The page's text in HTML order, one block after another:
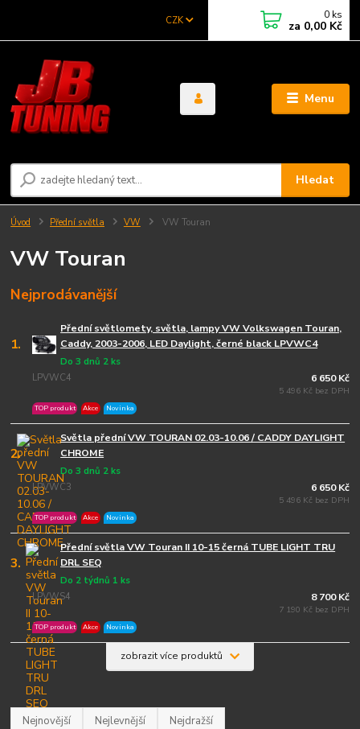
Menu
CZK
Hledat
0 ks
za 0,00 Kč
Úvod Přední světla VW VW Touran
VW Touran
Nejprodávanější
1.
Přední světlomety, světla, lampy VW Volkswagen Touran,
Caddy, 2003-2006, LED Daylight, černé black LPVWC4
LPVWC4
Do 3 dnů 2 ks
TOP produkt Akce Novinka
6 650 Kč
5 496 Kč bez DPH
2.
Světla přední VW TOURAN 02.03-10.06 / CADDY DAYLIGHT
CHROME
LPVWC3
Do 3 dnů 2 ks
TOP produkt Akce Novinka
6 650 Kč
5 496 Kč bez DPH
3.
Přední světla VW Touran II 10-15 černá TUBE LIGHT TRU
DRL SEQ
LPVWS4
Do 2 týdnů 1 ks
TOP produkt Akce Novinka
8 700 Kč
7 190 Kč bez DPH
zobrazit více produktů
Nejnovější Nejlevnější Nejdražší